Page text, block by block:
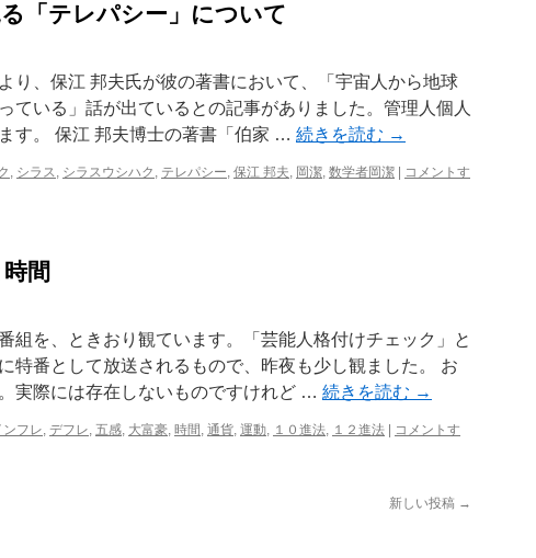
「テレパシー」について
り、保江 邦夫氏が彼の著書において、「宇宙人から地球
ている」話が出ているとの記事がありました。管理人個人
す。 保江 邦夫博士の著書「伯家 … 続きを読む →
, シラス, シラスウシハク , テレパシー, 保江 邦夫, 岡潔, 数学者岡潔
コメントす
間
組を、ときおり観ています。「芸能人格付けチェック」と
番として放送されるもので、昨夜も少し観ました。 お
実際には存在しないものですけれど … 続きを読む →
ンフレ, デフレ, 五感, 大富豪, 時間 , 通貨, 運動, １０進法, １２進法
コメントす
新しい投稿 →